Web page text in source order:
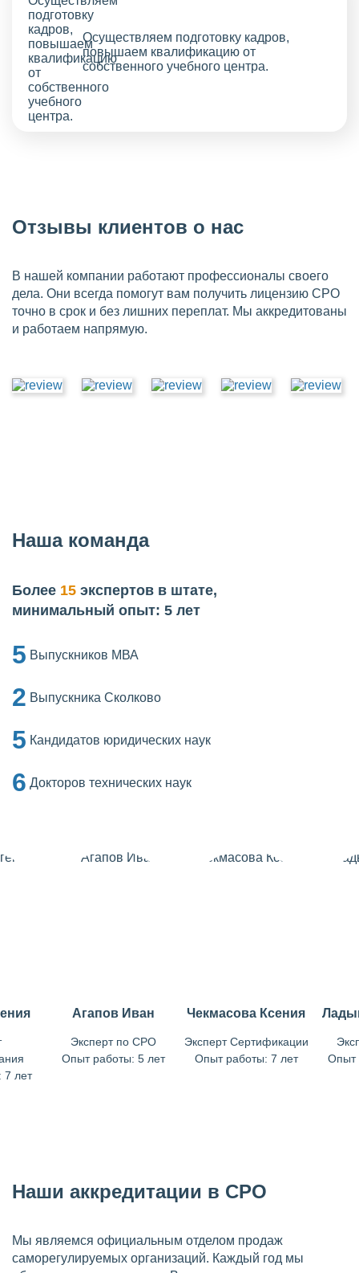
Осуществляем подготовку кадров,
повышаем квалификацию от
собственного учебного центра.
Отзывы клиентов о нас
В нашей компании работают профессионалы своего
дела. Они всегда помогут вам получить лицензию СРО
точно в срок и без лишних переплат. Мы аккредитованы
и работаем напрямую.
Наша команда
Более 15 экспертов в штате,
минимальный опыт: 5 лет
5 Выпускников МВА
2 Выпускника Сколково
5 Кандидатов юридических наук
6 Докторов технических наук
7 лет
Агапов Иван
Эксперт по СРО
Опыт работы: 5 лет
Чекмасова Ксения
Эксперт Сертификации
Опыт работы: 7 лет
Опыт
Наши аккредитации в СРО
Мы являемся официальным отделом продаж
саморегулируемых организаций. Каждый год мы